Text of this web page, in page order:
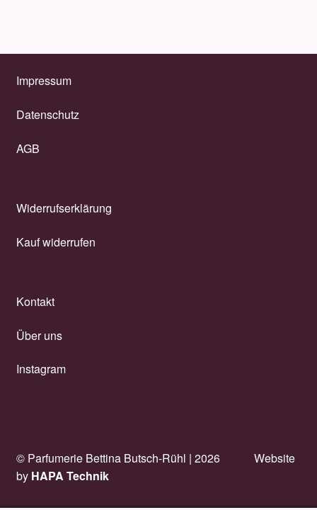
Impressum
Datenschutz
AGB
Widerrufserklärung
Kauf widerrufen
Kontakt
Über uns
Instagram
© Parfumerie Bettina Butsch-Rühl | 2026
Website
by HAPA Technik